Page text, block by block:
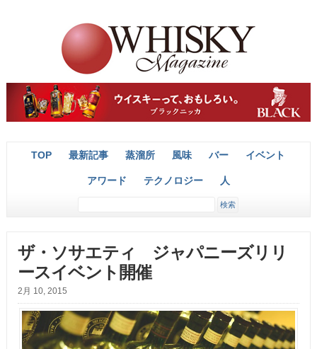
TOP 最新記事 蒸溜所 風味 バー イベント
アワード テクノロジー 人
ザ・ソサエティ ジャパニーズリリ
ースイベント開催
2月 10, 2015